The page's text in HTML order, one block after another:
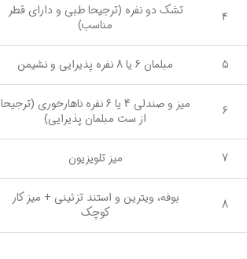
4
تشک دو نفره (ترجیحا طبی و دارای قطر
مناسب)
5 مبلمان 6 یا 8 نفره پذیرایی و نشیمن
6
میز و صندلی 4 یا 6 نفره ناهارخوری (ترجیحا
از ست مبلمان پذیرایی)
7 میز تلویزیون
8
بوفه، ویترین و استند تزئینی + میز کار
کوچک